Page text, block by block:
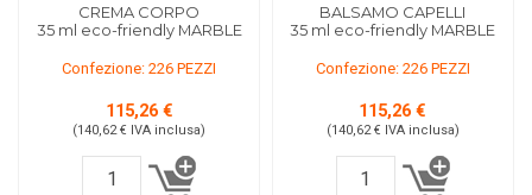
CREMA CORPO
35 ml eco-friendly MARBLE
Confezione: 226 PEZZI
115,26 €
(140,62 € IVA inclusa)
BALSAMO CAPELLI
35 ml eco-friendly MARBLE
Confezione: 226 PEZZI
115,26 €
(140,62 € IVA inclusa)